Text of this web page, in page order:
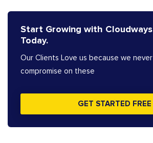
Start Growing with Cloudways
Today.
Our Clients Love us because we never
compromise on these
GET STARTED FREE